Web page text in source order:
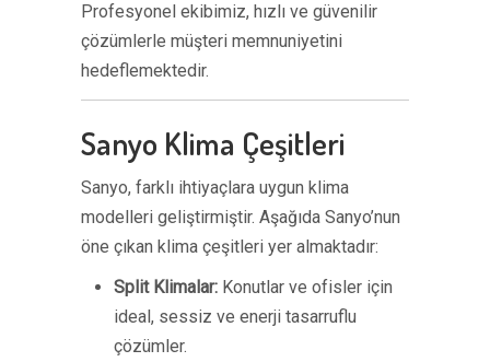
Profesyonel ekibimiz, hızlı ve güvenilir
çözümlerle müşteri memnuniyetini
hedeflemektedir.
Sanyo Klima Çeşitleri
Sanyo, farklı ihtiyaçlara uygun klima
modelleri geliştirmiştir. Aşağıda Sanyo’nun
öne çıkan klima çeşitleri yer almaktadır:
Split Klimalar: Konutlar ve ofisler için
ideal, sessiz ve enerji tasarruflu
çözümler.